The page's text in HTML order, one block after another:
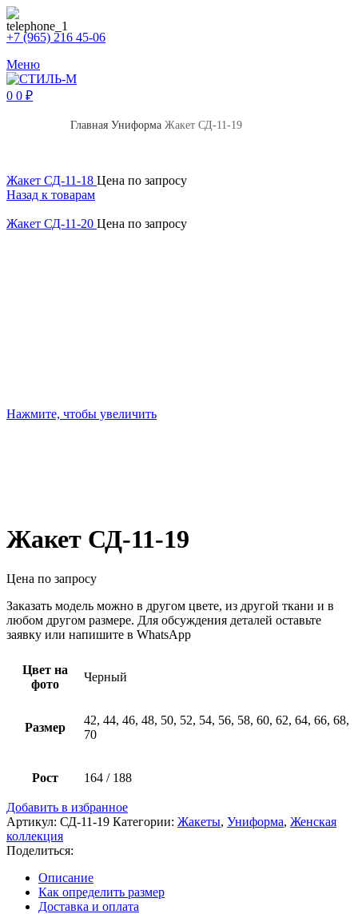
+7 (965) 216 45-06
Меню
0 0 ₽
Главная Униформа Жакет СД-11-19
Жакет СД-11-18 Цена по запросу
Назад к товарам
Жакет СД-11-20 Цена по запросу
Нажмите, чтобы увеличить
Жакет СД-11-19
Цена по запросу
Заказать модель можно в другом цвете, из другой ткани и в
любом другом размере. Для обсуждения деталей оставьте
заявку или напишите в WhatsApp
Цвет на
фото
Черный
Размер
42, 44, 46, 48, 50, 52, 54, 56, 58, 60, 62, 64, 66, 68,
70
Рост 164 / 188
Добавить в избранное
Артикул: СД-11-19 Категории: Жакеты, Униформа, Женская
коллекция
Поделиться:
Описание
Как определить размер
Доставка и оплата